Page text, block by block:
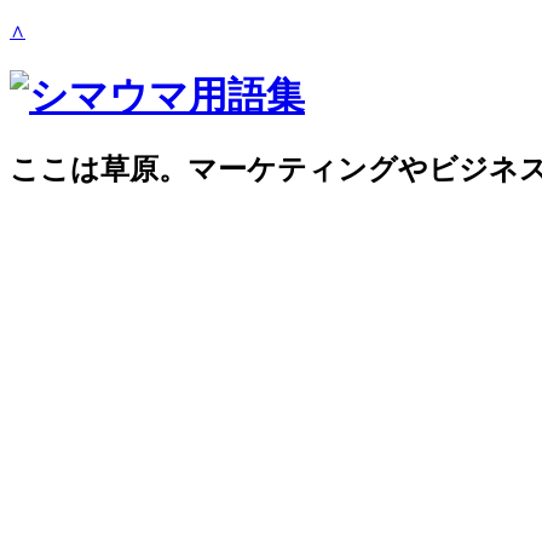
∧
ここは草原。マーケティングやビジネ